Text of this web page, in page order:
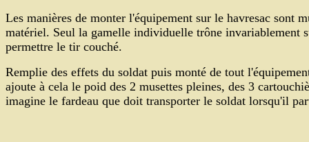
Les manières de monter l'équipement sur le havresac sont
matériel. Seul la gamelle individuelle trône invariablement
permettre le tir couché.
Remplie des effets du soldat puis monté de tout
ajoute à cela le poid des 2 musettes pleines, des 3
imagine le fardeau que doit transporter le soldat lorsqu'il